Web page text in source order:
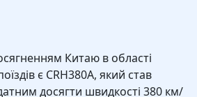
Китаю в області
є CRH380A, який став
досягти швидкості 380 км/